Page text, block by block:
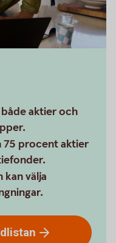
aktier och
75 procent aktier
kan välja